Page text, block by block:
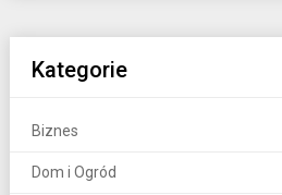
Kategorie
Biznes
Dom i Ogród